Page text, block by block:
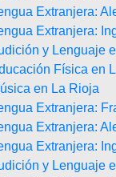
Extranjera:
Extranjera:
y Lenguaje
Física en
en La Rioja
Extranjera:
Extranjera:
Extranjera:
y Lenguaje